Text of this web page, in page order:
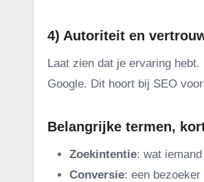
4) Autoriteit en
Laat zien dat je ervaring
Google. Dit hoort bij SEO
Belangrijke termen,
Zoekintentie: wat
Conversie: een